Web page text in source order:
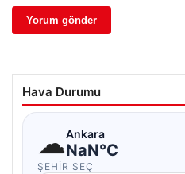
Hava Durumu
☁Ankara
NaN°C
ŞEHIR SEÇ